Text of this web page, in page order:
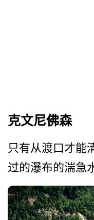
克文尼佛森
只有从渡口才能
过的瀑布的湍急